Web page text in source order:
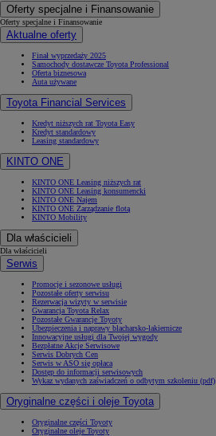
Oferty specjalne i Finansowanie
Oferty specjalne i Finansowanie
Aktualne oferty
Finał wyprzedaży 2025
Samochody dostawcze Toyota Professional
Oferta biznesowa
Auta używane
Toyota Financial Services
Kredyt niższych rat Toyota Easy
Kredyt standardowy
Leasing standardowy
KINTO ONE
KINTO ONE Leasing niższych rat
KINTO ONE Leasing konsumencki
KINTO ONE Najem
KINTO ONE Zarządzanie flotą
KINTO Mobility
Dla właścicieli
Dla właścicieli
Serwis
Promocje i sezonowe usługi
Pozostałe oferty serwisu
Rezerwacja wizyty w serwisie
Gwarancja Toyota Relax
Pozostałe Gwarancje Toyoty
Ubezpieczenia i naprawy blacharsko-lakiernicze
Innowacyjne usługi dla Twojej wygody
Bezpłatne Akcje Serwisowe
Serwis Dobrych Cen
Serwis w ASO się opłaca
Dostęp do informacji serwisowych
Wykaz wydanych zaświadczeń o odbytym szkoleniu (pdf)
Oryginalne części i oleje Toyota
Oryginalne części Toyoty
Oryginalne oleje Toyoty